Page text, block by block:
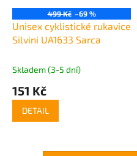
499 Kč –69 %
Unisex cyklistické rukavice
Silvini UA1633 Sarca
Skladem (3-5 dní)
151 Kč
DETAIL